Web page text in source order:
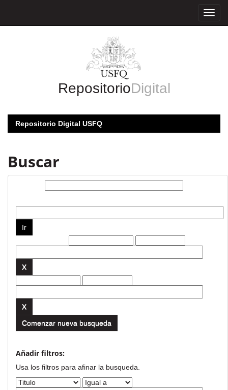
RepositorioDigital
Repositorio Digital USFQ
Buscar
Comenzar nueva busqueda
Añadir filtros:
Usa los filtros para afinar la busqueda.